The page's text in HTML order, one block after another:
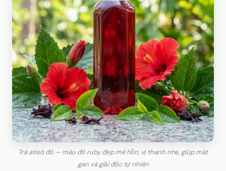
Trà atisô đỏ — màu đỏ ruby đẹp mê hồn, vị thanh nhẹ, giúp mát
gan và giải độc tự nhiên